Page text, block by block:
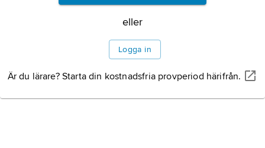
eller
Logga in
Är du lärare? Starta din kostnadsfria provperiod härifrån.